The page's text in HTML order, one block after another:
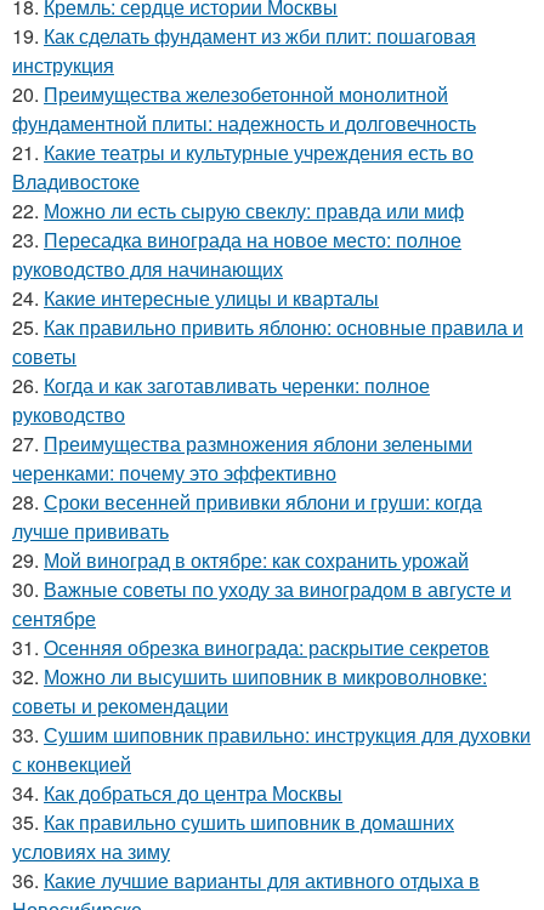
18. Кремль: сердце истории Москвы
19. Как сделать фундамент из жби плит: пошаговая
инструкция
20. Преимущества железобетонной монолитной
фундаментной плиты: надежность и долговечность
21. Какие театры и культурные учреждения есть во
Владивостоке
22. Можно ли есть сырую свеклу: правда или миф
23. Пересадка винограда на новое место: полное
руководство для начинающих
24. Какие интересные улицы и кварталы
25. Как правильно привить яблоню: основные правила и
советы
26. Когда и как заготавливать черенки: полное
руководство
27. Преимущества размножения яблони зелеными
черенками: почему это эффективно
28. Сроки весенней прививки яблони и груши: когда
лучше прививать
29. Мой виноград в октябре: как сохранить урожай
30. Важные советы по уходу за виноградом в августе и
сентябре
31. Осенняя обрезка винограда: раскрытие секретов
32. Можно ли высушить шиповник в микроволновке:
советы и рекомендации
33. Сушим шиповник правильно: инструкция для духовки
с конвекцией
34. Как добраться до центра Москвы
35. Как правильно сушить шиповник в домашних
условиях на зиму
36. Какие лучшие варианты для активного отдыха в